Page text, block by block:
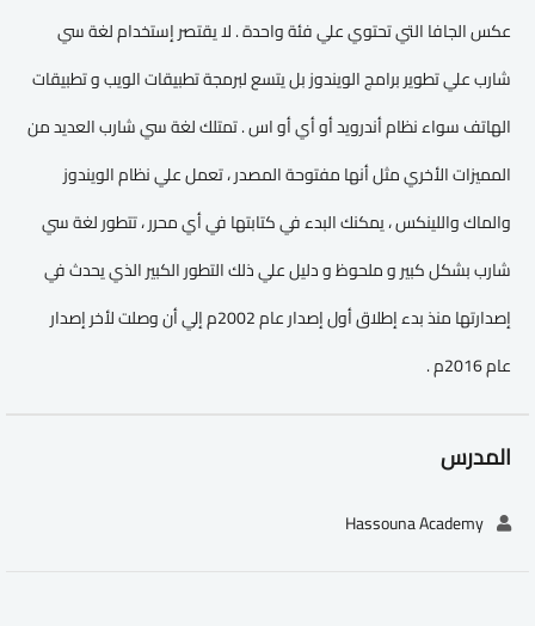
عكس الجافا التي تحتوي علي فئة واحدة . لا يقتصر إستخدام لغة سي
شارب علي تطوير برامج الويندوز بل يتسع لبرمجة تطبيقات الويب و تطبيقات
الهاتف سواء نظام أندرويد أو أي أو اس . تمتلك لغة سي شارب العديد من
المميزات الأخري مثل أنها مفتوحة المصدر ، تعمل علي نظام الويندوز
والماك واللينكس ، يمكنك البدء في كتابتها في أي محرر ، تتطور لغة سي
شارب بشكل كبير و ملحوظ و دليل علي ذلك التطور الكبير الذي يحدث في
إصدارتها منذ بدء إطلاق أول إصدار عام 2002م إلي أن وصلت لأخر إصدار
عام 2016م .
المدرس